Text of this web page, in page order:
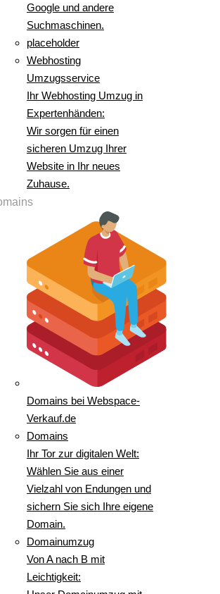
Google und andere
Suchmaschinen.
placeholder
Webhosting
Umzugsservice
Ihr Webhosting Umzug in
Expertenhänden:
Wir sorgen für einen
sicheren Umzug Ihrer
Website in Ihr neues
Zuhause.
Domains bei Webspace-
Verkauf.de
Domains
Ihr Tor zur digitalen Welt:
Wählen Sie aus einer
Vielzahl von Endungen und
sichern Sie sich Ihre eigene
Domain.
Domainumzug
Von A nach B mit
Leichtigkeit: